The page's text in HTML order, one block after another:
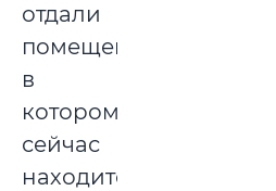
отдали
помещение,
в
котором
сейчас
находится